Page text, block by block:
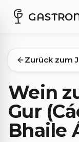
Zurück zum
Wein
Gur
Bhaile